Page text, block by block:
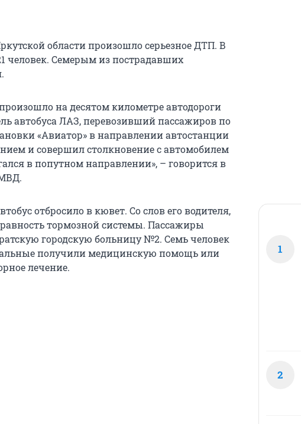
области произошло серьезное ДТП. В
человек. Семерым из пострадавших
на десятом километре автодороги
автобуса ЛАЗ, перевозивший пассажиров по
«Авиатор» в направлении автостанции
и совершил столкновение с автомобилем
в попутном направлении», – говорится в
отбросило в кювет. Со слов его водителя,
тормозной системы. Пассажиры
городскую больницу №2. Семь человек
получили медицинскую помощь или
лечение.
1
2